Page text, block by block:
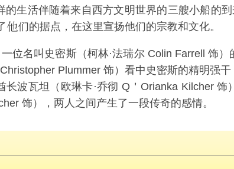
的生活伴随着来自西方文明世界的三艘小船的
们的据点，在这里宣扬他们的宗教和文化。
位名叫史密斯（柯林·法瑞尔 Colin Farrell 饰
Plummer 饰）看中史密斯的精明强
长波瓦坦（欧琳卡·乔彻 Q＇Orianka Kilcher
饰），两人之间产生了一段传奇的感情。